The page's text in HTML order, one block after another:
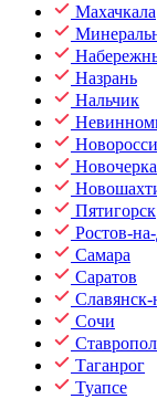
Махачкала
Назрань
Нальчик
Пятигорск
Ростов-
Самара
Саратов
Сочи
Таганрог
Туапсе